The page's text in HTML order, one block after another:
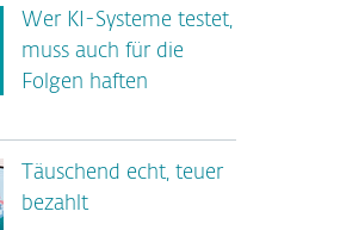
Wer KI-Systeme testet,
muss auch für die
Folgen haften
Täuschend echt, teuer
bezahlt